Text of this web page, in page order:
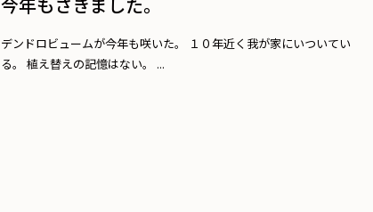
デンドロビュームが今年も咲いた。 １０年近く我が家にいついてい
る。 植え替えの記憶はない。 ...